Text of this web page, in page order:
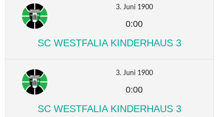
3. Juni 1900
0:00
SC WESTFALIA KINDERHAUS 3
3. Juni 1900
0:00
SC WESTFALIA KINDERHAUS 3